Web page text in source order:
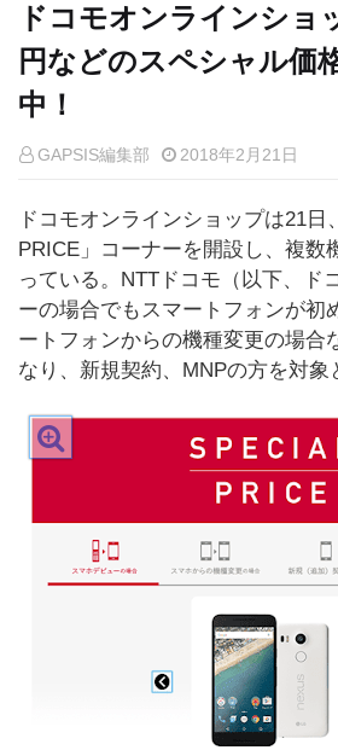
ドコモオンラインショ
円などのスペシャル価
中！
GAPSIS編集部 2018年2月21日
ドコモオンラインショップは21日
PRICE」コーナーを開設し、複数
っている。NTTドコモ（以下、ド
ーの場合でもスマートフォンが初
ートフォンからの機種変更の場合
なり、新規契約、MNPの方を対象